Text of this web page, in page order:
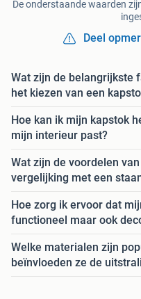
De onderstaande waarden
Deel
Wat zijn de belangrijkste
het kiezen van een
Hoe kan ik mijn kapstok
mijn interieur past?
Wat zijn de voordelen
vergelijking met een
Hoe zorg ik ervoor dat
functioneel maar ook
Welke materialen zijn
beïnvloeden ze de